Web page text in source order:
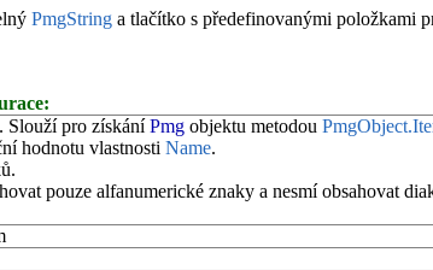
PmgString a tlačítko s předefinovanými položkami
Slouží pro získáníPmgobjektu metodou
hodnotu vlastnosti Name.
pouze alfanumerické znaky a nesmí obsahovat